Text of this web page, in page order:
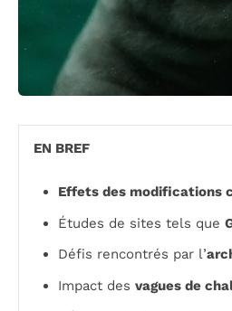
EN BREF
Effets des modifications
Études de sites tels que
Défis rencontrés par l’
Impact des vagues de